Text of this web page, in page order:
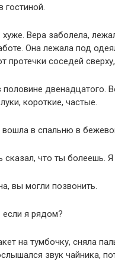
гостиной.
Вера заболела,
Она лежала под
протечки соседей
двенадцатого.
короткие, частые.
вошла в спальню в
что ты болеешь.
вы могли позвонить.
если я рядом?
на тумбочку, сняла
звук чайника,